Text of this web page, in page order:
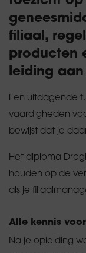
filiaal,
producten
leiding aan
Een uitdagende
vaardigheden
bewijst dat je
Het diploma
houden op de
als je
Alle kennis
Na je opleiding